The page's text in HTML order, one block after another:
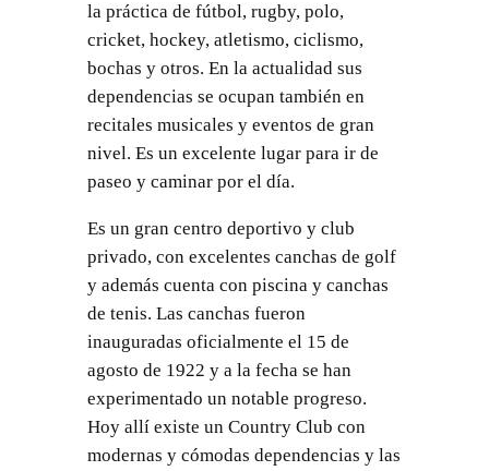
la práctica de fútbol, rugby, polo,
cricket, hockey, atletismo, ciclismo,
bochas y otros. En la actualidad sus
dependencias se ocupan también en
recitales musicales y eventos de gran
nivel. Es un excelente lugar para ir de
paseo y caminar por el día.
Es un gran centro deportivo y club
privado, con excelentes canchas de golf
y además cuenta con piscina y canchas
de tenis. Las canchas fueron
inauguradas oficialmente el 15 de
agosto de 1922 y a la fecha se han
experimentado un notable progreso.
Hoy allí existe un Country Club con
modernas y cómodas dependencias y las